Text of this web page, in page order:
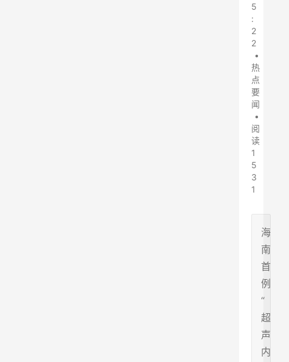
5
:
2
2
•
热
点
要
闻
•
阅
读
1
5
3
1
海
南
首
例
“
超
声
内